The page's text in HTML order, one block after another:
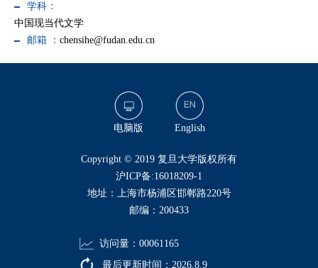
学科：
中国现当代文学
邮箱 ： chensihe@fudan.edu.cn
电脑版 English
​Copyright © 2019 复旦大学版权所有
沪ICP备:16018209-1
地址：上海市杨浦区邯郸路220号
邮编：200433
访问量： 00061165
最后更新时间： 2026 8 9